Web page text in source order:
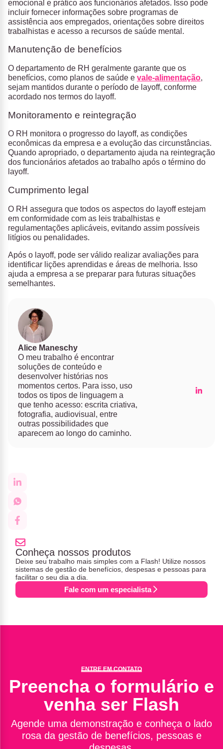
emocional e prático aos funcionários afetados. Isso pode
incluir fornecer informações sobre programas de
assistência aos empregados, orientações sobre direitos
trabalhistas e acesso a recursos de saúde mental.
Manutenção de benefícios
O departamento de RH geralmente garante que os
benefícios, como planos de saúde e vale-alimentação,
sejam mantidos durante o período de layoff, conforme
acordado nos termos do layoff.
Monitoramento e reintegração
O RH monitora o progresso do layoff, as condições
econômicas da empresa e a evolução das circunstâncias.
Quando apropriado, o departamento ajuda na reintegração
dos funcionários afetados ao trabalho após o término do
layoff.
Cumprimento legal
O RH assegura que todos os aspectos do layoff estejam
em conformidade com as leis trabalhistas e
regulamentações aplicáveis, evitando assim possíveis
litígios ou penalidades.
Após o layoff, pode ser válido realizar avaliações para
identificar lições aprendidas e áreas de melhoria. Isso
ajuda a empresa a se preparar para futuras situações
semelhantes.
Alice Maneschy
O meu trabalho é encontrar
soluções de conteúdo e
desenvolver histórias nos
momentos certos. Para isso, uso
todos os tipos de linguagem a
que tenho acesso: escrita criativa,
fotografia, audiovisual, entre
outras possibilidades que
aparecem ao longo do caminho.
Conheça nossos produtos
Deixe seu trabalho mais simples com a Flash! Utilize nossos
sistemas de gestão de benefícios, despesas e pessoas para
facilitar o seu dia a dia.
Fale com um especialista
ENTRE EM CONTATO
Preencha o formulário e
venha ser Flash
Agende uma demonstração e conheça o lado
rosa da gestão de benefícios, pessoas e